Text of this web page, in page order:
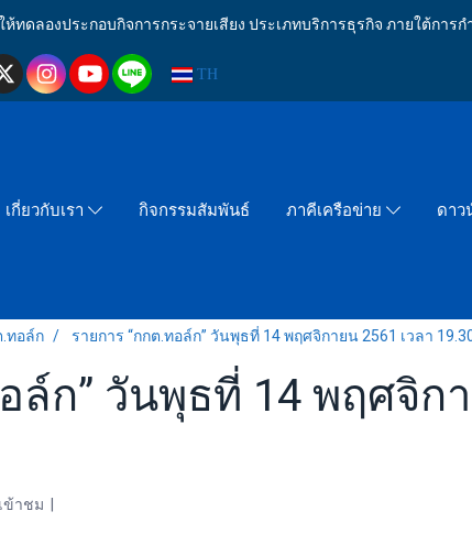
ดลองประกอบกิจการกระจายเสียง ประเภทบริการธุรกิจ ภายใต้ก
TH
เกี่ยวกับเรา กิจกรรมสัมพันธ์ ภาคีเครือข่าย ดา
.ทอล์ก รายการ “กกต.ทอล์ก” วันพุธที่ 14 พฤศจิกายน 2561 เวลา
ล์ก” วันพุธที่ 14 พฤศจิก
ข้าชม